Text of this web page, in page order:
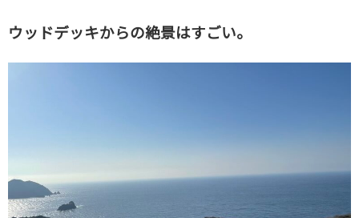
ウッドデッキからの絶景はすごい。